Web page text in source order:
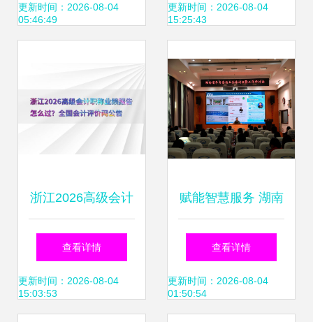
为大学生创业企业
咨询服务深度解析
更新时间：2026-08-04
05:46:49
更新时间：2026-08-04
15:25:43
浙江2026高级会计
职称业绩报告怎么
过 全国会计评价网
查看详情
更新时间：2026-08-04
15:03:53
赋能智慧服务 湖南
图书馆举办参考咨
询业务培训班，聚
查看详情
更新时间：2026-08-04
01:50:54